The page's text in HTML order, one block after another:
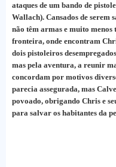
ataques de um bando de
Wallach). Cansados de serem
não têm armas e muito
fronteira, onde encontram
dois pistoleiros
mas pela aventura, a reunir
concordam por motivos
parecia assegurada, mas
povoado, obrigando Chris e
para salvar os habitantes da